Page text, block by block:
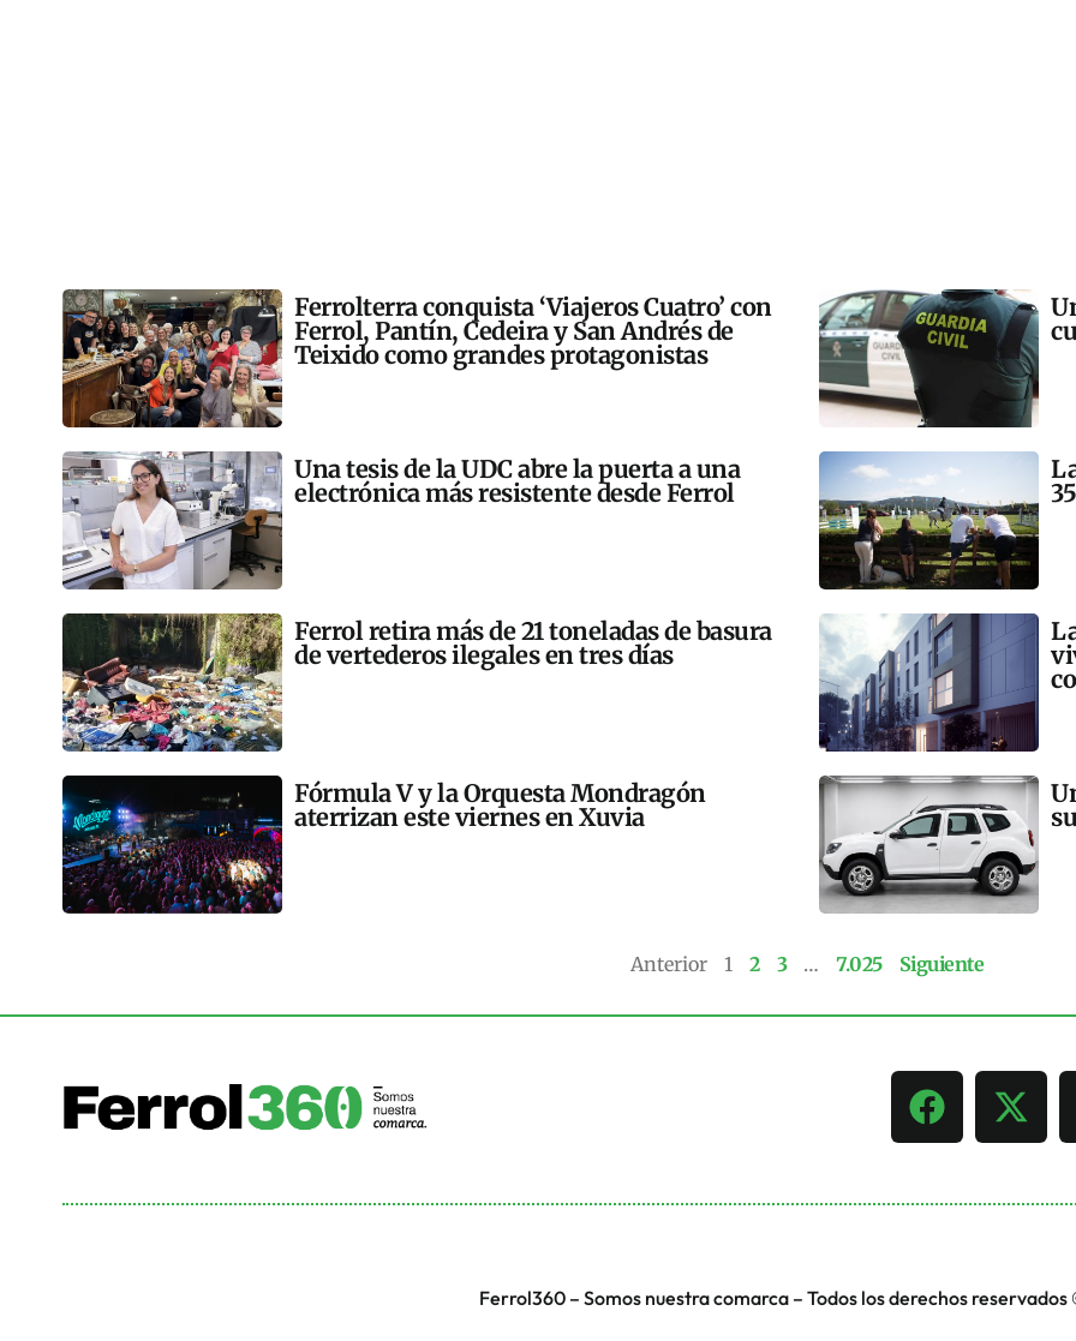
Ferrolterra conquista ‘Viajeros Cuatro’ con
Ferrol, Pantín, Cedeira y San Andrés de
Teixido como grandes protagonistas
Una tesis de la UDC abre la puerta a una
electrónica más resistente desde Ferrol
Ferrol retira más de 21 toneladas de basura
de vertederos ilegales en tres días
Fórmula V y la Orquesta Mondragón
aterrizan este viernes en Xuvia
Anterior 1 2 3 … 7.025 Siguiente
Ferrol360 – Somos nuestra comarca – Todos los derechos